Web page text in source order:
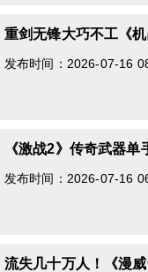
重剑无锋大巧不工《
发布时间：2026-07-16
《激战2》传奇武器
发布时间：2026-07-16
流失几十万人！《漫